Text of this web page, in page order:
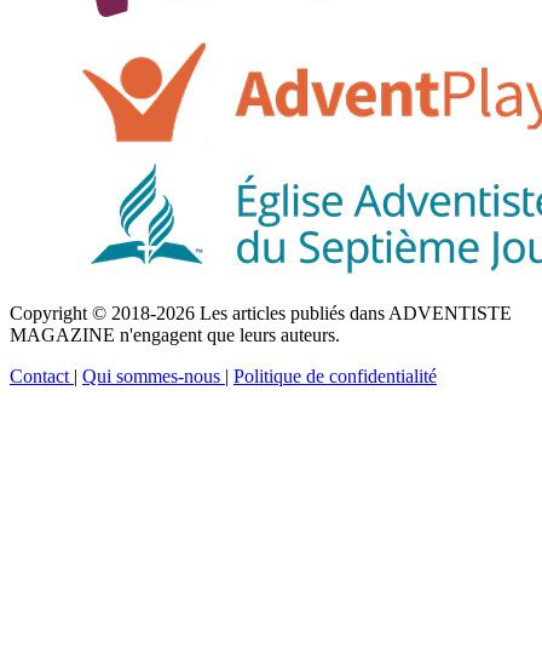
Copyright © 2018-2026 Les articles publiés dans ADVENTISTE
MAGAZINE n'engagent que leurs auteurs.
Contact | Qui sommes-nous | Politique de confidentialité